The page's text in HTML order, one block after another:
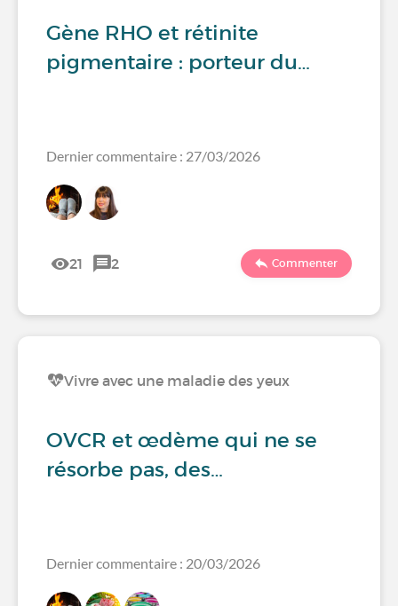
Gène RHO et rétinite
pigmentaire : porteur du…
Dernier commentaire : 27/03/2026
21 2 Commenter
Vivre avec une maladie des yeux
OVCR et œdème qui ne se
résorbe pas, des…
Dernier commentaire : 20/03/2026